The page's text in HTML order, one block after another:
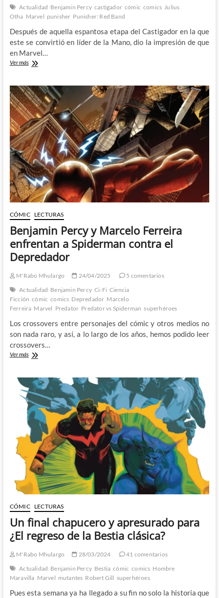
Actualidad Benjamin Percy castigador cómic comics Julius
Otha Marvel punisher Punisher: Red Band
Después de aquella espantosa etapa del Castigador en la que
este se convirtió en líder de la Mano, dio la impresión de que
en Marvel…
Ver másPunisher:
Benjamin
Percy
y
Julius
Otha
nos
devuelven
al
Frank
Castle
más
violento
CÓMIC LECTURAS
Benjamin Percy y Marcelo Ferreira
enfrentan a Spiderman contra el
Depredador
M'Rabo Mhulargo 24/04/2025
5 comentarios
Actualidad Benjamin Percy Ci-Fi Ciencia
Ficción cómic comics Depredador Marcelo
Ferreira Marvel Predator Predator vs Spiderman superhéroes
Los crossovers entre personajes del cómic y otros medios no
son nada raro, y así, a lo largo de los años, hemos podido leer
crossovers…
Ver másBenjamin
Marcelo
Ferreira
enfrentan
a
Spiderman
contra
el
Depredador
CÓMIC LECTURAS
Un final chapucero y apresurado para
¿El regreso de la Bestia clásica?
M'Rabo Mhulargo 28/03/2024
41 comentarios
Actualidad Benjamin Percy Bestia cómic comics Hombre
Maravilla Marvel mutantes Robert Gill superhéroes
Pues esta semana ya ha llegado a su fin no solo la historia que